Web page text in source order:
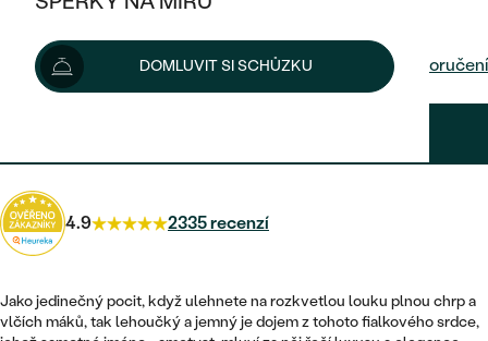
KOMBINOVANÉ ZLATO
DLE STYLU
ETERNITY
POSTRANNÍ KAMENY
HALO
VINTAGE
SNUBNÍ A ZÁSNUBNÍ SETY
NETRADIČNÍ
VÝPRODEJ
KDYŽ ŠPERKY POMÁHAJÍ
DLE TYPU
NÁUŠNICE
PRSTENY
PŘÍVĚSKY
PLATINOVÉ
PECKOVÉ
KRUHOVÉ
MINIMALISTICKÉ
ZLATÉ
STŘÍBRNÉ
DLE STYLU
SOLITÉR
NAROZENÍ DÍTĚTE
ŠPERKY SKLADEM
VÝPRODEJ
DLE MATERIÁLU
ZLATÉ
PLATINOVÉ
DOMLUVIT SI SCHŮZKU
36 290 Kč
Šperk vám doručíme do 1 - 3 týdnů. Možnosti doručení
4.9 2335 recenzí
Jako jedinečný pocit, když ulehnete na rozkvetlou louku plnou chrp a
vlčích máků, tak lehoučký a jemný je dojem z tohoto fialkového srdce,